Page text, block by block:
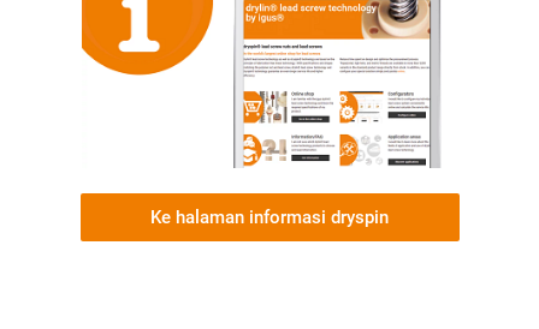
Ke halaman informasi dryspin